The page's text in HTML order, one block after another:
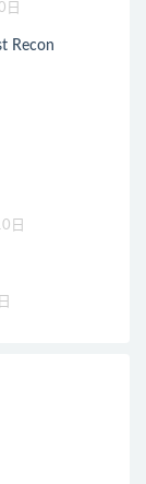
日
Recon
日